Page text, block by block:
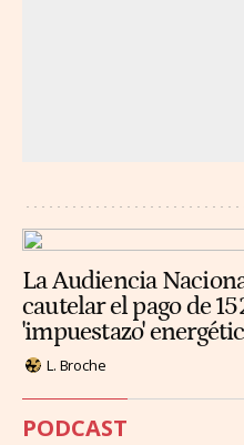
La Audiencia
cautelar el pago de
'impuestazo'
L. Broche
PODCAST